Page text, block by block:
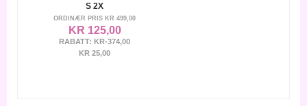
S 2X
ORDINÆR PRIS KR 499,00
KR 125,00
RABATT: KR-374,00
KR 25,00